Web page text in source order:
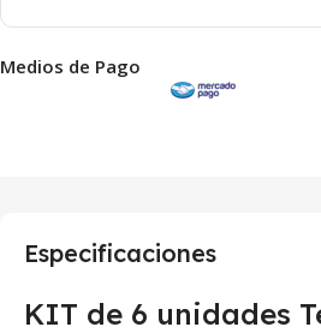
Medios de Pago
Especificaciones
KIT de 6 unidades